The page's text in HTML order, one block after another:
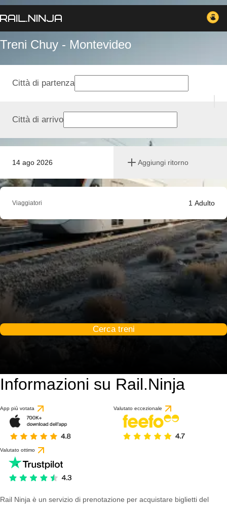
Treni Chuy - Montevideo
14 ago 2026 Aggiungi ritorno
Città di partenza
Città di arrivo
Viaggiatori 1 Adulto
Cerca treni
Informazioni su Rail.Ninja
App più votata Valutato eccezionale
Valutato ottimo
Rail Ninja è un servizio di prenotazione per acquistare biglietti del